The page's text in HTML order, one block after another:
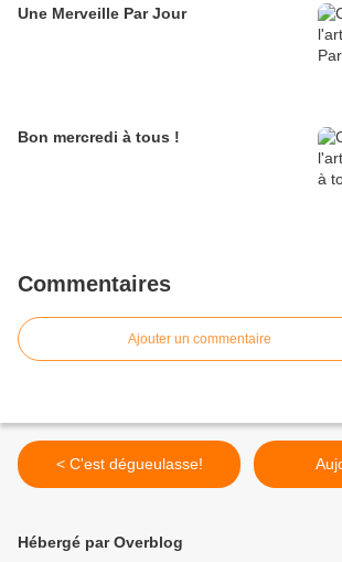
Une Merveille Par Jour
Bon mercredi à tous !
Commentaires
Ajouter un commentaire
< C'est dégueulasse!
Hébergé par Overblog